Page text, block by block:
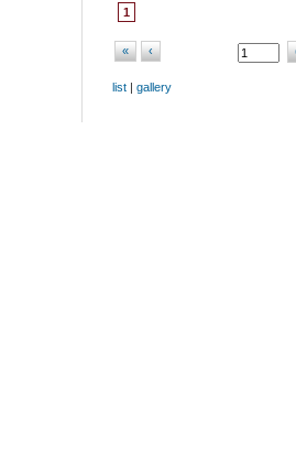
1
« ‹
list | gallery